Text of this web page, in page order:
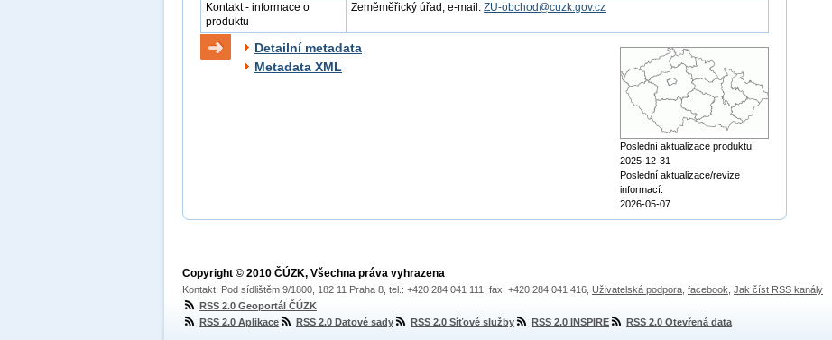
Kontakt - informace o
produktu
Zeměměřický úřad, e-mail: ZU-obchod@cuzk.gov.cz
Detailní metadata
Metadata XML
Poslední aktualizace produktu:
2025-12-31
Poslední aktualizace/revize
informací:
2026-05-07
Copyright © 2010 ČÚZK, Všechna práva vyhrazena
Kontakt: Pod sídlištěm 9/1800, 182 11 Praha 8, tel.: +420 284 041 111, fax: +420 284 041 416, Uživatelská podpora facebook Jak číst RSS kanály
RSS 2.0 Geoportál ČÚZK
RSS 2.0 Aplikace
RSS 2.0 Datové sady RSS 2.0 Síťové služby RSS 2.0 INSPIRE RSS 2.0 Otevřená data